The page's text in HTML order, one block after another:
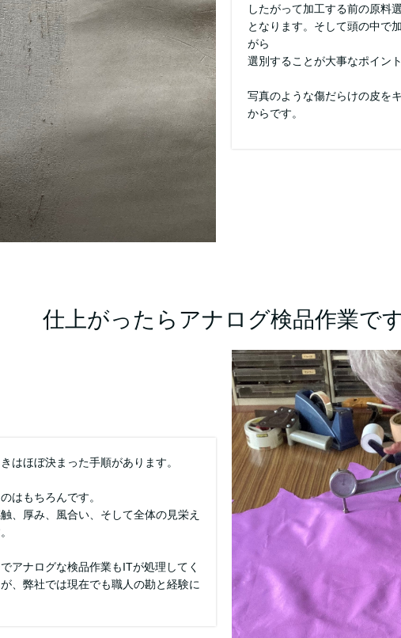
したがって加工する前の原料
となります。そして頭の中で
がら
選別することが大事なポイン
写真のような傷だらけの皮を
からです。
仕上がったらアナログ検品作業で
はほぼ決まった手順があります。
はもちろんです。
、厚み、風合い、そして全体の見栄え
アナログな検品作業もITが処理してく
、弊社では現在でも職人の勘と経験に